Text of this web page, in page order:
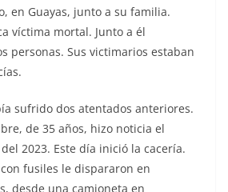
en Guayas, junto a su familia.
víctima mortal. Junto a él
personas. Sus victimarios estaban
sufrido dos atentados anteriores.
de 35 años, hizo noticia el
2023. Este día inició la cacería.
fusiles le dispararon en
desde una camioneta en